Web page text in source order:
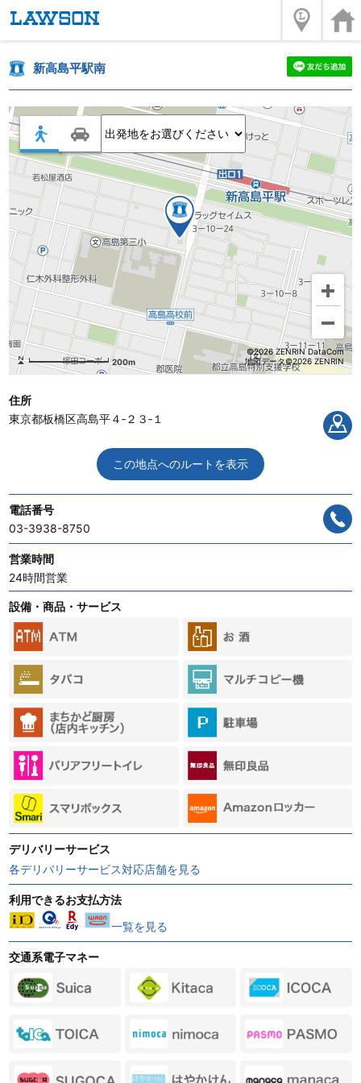
新高島平駅南
200m
©2026 ZENRIN DataCom
地図データ©2026 ZENRIN
住所
東京都板橋区高島平４‐２３‐１
この地点へのルートを表示
電話番号
03-3938-8750
営業時間
24時間営業
設備・商品・サービス
デリバリーサービス
各デリバリーサービス対応店舗を見る
利用できるお支払方法
一覧を見る
交通系電子マネー